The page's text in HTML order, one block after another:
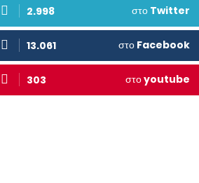
2.998 στο Twitter
13.061 στο Facebook
303 στοyoutube